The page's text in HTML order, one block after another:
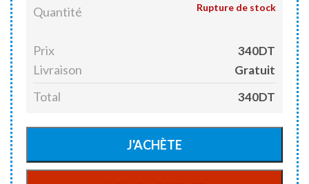
Quantité Rupture de stock
Prix 340DT
Livraison Gratuit
Total 340DT